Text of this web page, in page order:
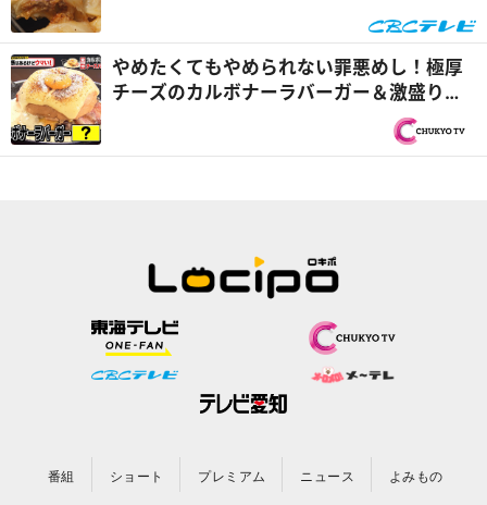
調査！『チャント！』
やめたくてもやめられない罪悪めし！極厚
チーズのカルボナーラバーガー＆激盛りソ
フトクリーム『PS純金（ゴールド）』
番組 ショート プレミアム ニュース よみもの